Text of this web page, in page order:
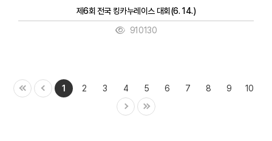
제6회 전국 킹카누레이스 대회(6. 14.)
910130
1 2 3 4 5 6 7 8 9 10